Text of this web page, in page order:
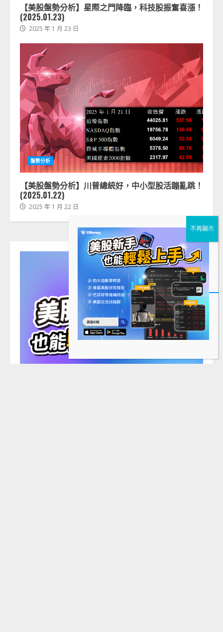
【美股盤勢分析】星際之門降臨，科技股振奮喜漲！
(2025.01.23)
2025 年 1 月 23 日
盤勢分析
【美股盤勢分析】川普總統好，中小型股活蹦亂跳！
(2025.01.22)
2025 年 1 月 22 日